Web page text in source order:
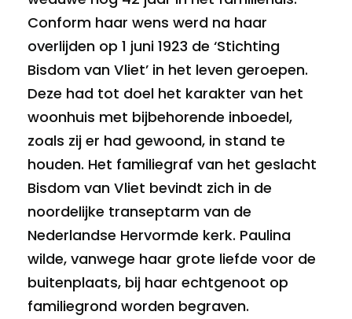
Conform haar wens werd na haar
overlijden op 1 juni 1923 de ‘Stichting
Bisdom van Vliet’ in het leven geroepen.
Deze had tot doel het karakter van het
woonhuis met bijbehorende inboedel,
zoals zij er had gewoond, in stand te
houden. Het familiegraf van het geslacht
Bisdom van Vliet bevindt zich in de
noordelijke transeptarm van de
Nederlandse Hervormde kerk. Paulina
wilde, vanwege haar grote liefde voor de
buitenplaats, bij haar echtgenoot op
familiegrond worden begraven.